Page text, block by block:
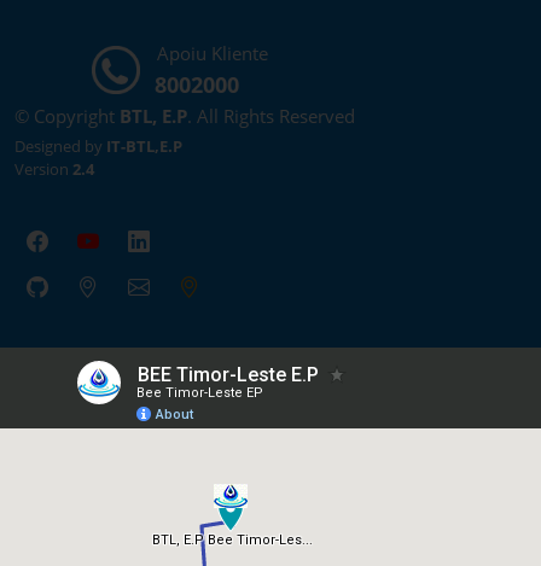
Apoiu Kliente
8002000
© Copyright BTL, E.P. All Rights Reserved
Designed by IT-BTL,E.P
Version 2.4